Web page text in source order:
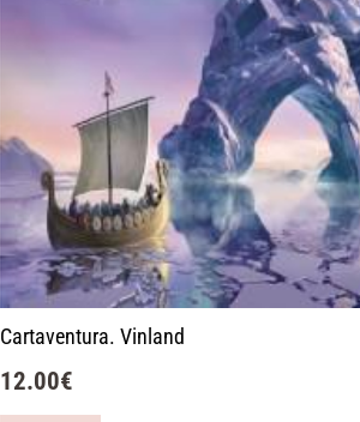
Cartaventura. Vinland
12.00€